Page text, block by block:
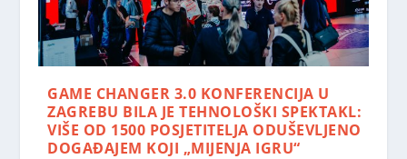
GAME CHANGER 3.0 KONFERENCIJA U
ZAGREBU BILA JE TEHNOLOŠKI SPEKTAKL:
VIŠE OD 1500 POSJETITELJA ODUŠEVLJENO
DOGAĐAJEM KOJI „MIJENJA IGRU“